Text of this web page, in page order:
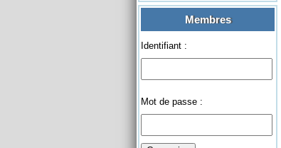
Membres
Identifiant :
Mot de passe :